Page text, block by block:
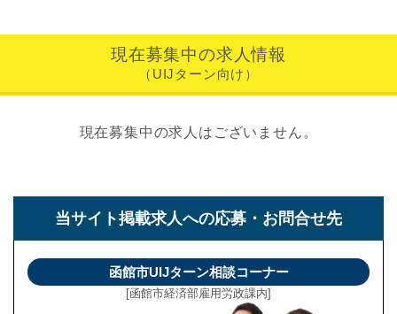
現在募集中の求人情報
（UIJターン向け）
現在募集中の求人はございません。
当サイト掲載求人への応募・お問合せ先
函館市UIJターン相談コーナー
[函館市経済部雇用労政課内]